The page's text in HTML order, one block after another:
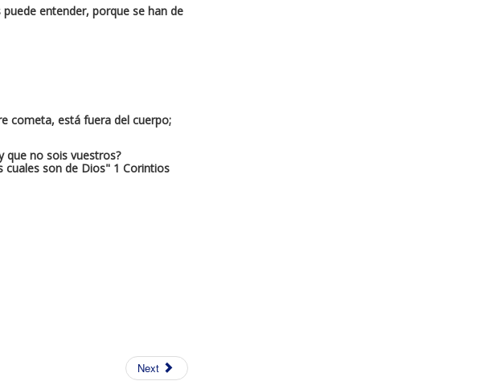
entender, porque se han de
cometa, está fuera del cuerpo;
que no sois vuestros?
cuales son de Dios" 1 Corintios
Next